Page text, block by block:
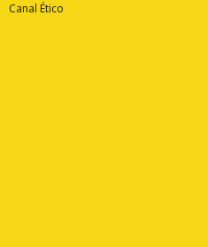
Canal Ético